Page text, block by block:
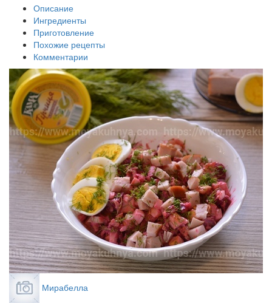
Описание
Ингредиенты
Приготовление
Похожие рецепты
Комментарии
Мирабелла